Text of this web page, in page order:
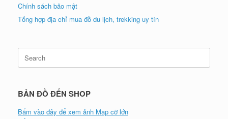
Chính sách bảo mật
Tổng hợp địa chỉ mua đồ du lịch, trekking uy tín
Search
for:
BẢN ĐỒ ĐẾN SHOP
Bấm vào đây để xem ảnh Map cỡ lớn